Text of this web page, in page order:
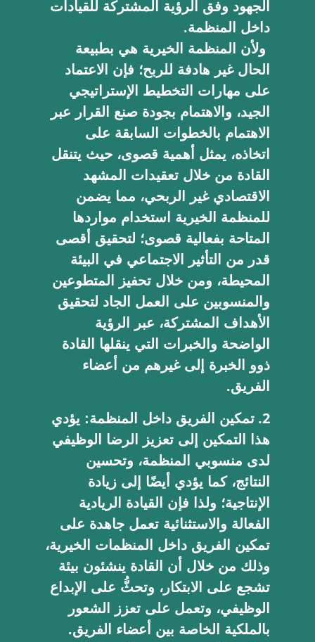
الجهود وفق الرؤية المشتركة للقيادات
داخل المنظمة.
ولأن المنظمة الخيرية هي بطبيعة
الحال غير هادفة للربح؛ فإن الاعتماد
على مهارات التخطيط الإستراتيجي
الجيد، والاهتمام بجودة صنع القرار عبر
الاهتمام بالخطوات السابقة على
اتخاذه، يمثل أهمية قصوى، حيث يتنقل
القادة من خلال تعقيدات المشهد
الاقتصادي غير الربحي، مما يضمن
للمنظمة الخيرية استخدام مواردها
المتاحة بفعالية قصوى؛ لتحقيق أقصى
قدر من التأثير الاجتماعي في البيئة
المحيطة، ومن خلال تحفيز المتطوعين
والمنسوبين على العمل الجاد لتحقيق
الأهداف المشتركة، عبر الرؤية
الواضحة والخبرات التي ينقلها القادة
ذوو الخبرة إلى غيرهم من أعضاء
الفريق.
تمكين الفريق داخل المنظمة: يؤدي
هذا التمكين إلى تعزيز الرضا الوظيفي
لدى منسوبي المنظمة، وتحسين
النتائج، كما يؤدي أيضًا إلى زيادة
الإنتاجية؛ ولذا فإن القيادة الريادية
الفعالة والاستثنائية تعمل جاهدة على
تمكين الفريق داخل المنظمات الخيرية،
وذلك من خلال أن القادة ينشئون بيئة
تشجع على الابتكار، وتحثُّ على الإبداع
الوظيفي، وتعمل على تعزز الشعور
بالملكية الخاصة بين أعضاء الفريق.